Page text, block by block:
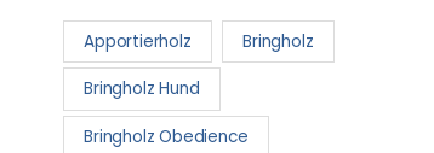
Apportierholz Bringholz
Bringholz Hund
Bringholz Obedience